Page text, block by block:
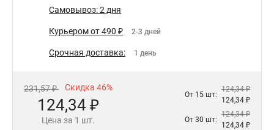
Самовывоз: 2 дня
Курьером от 490 ₽ 2-3 дней
Срочная доставка: 1 день
231,57 ₽ Скидка 46%
124,34 ₽
Цена за 1 шт.
От 15 шт:
124,34 ₽
124,34 ₽
От 30 шт:
124,34 ₽
124,34 ₽